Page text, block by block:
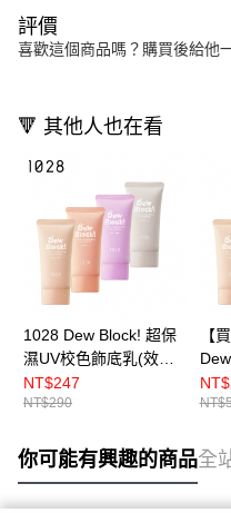
評價
喜歡這個商品嗎？購買後給他
🔻 其他人也在看
1028 Dew Block! 超保
濕UV校色飾底乳(效期
至2026/7)
NT$247
NT$290
【
校
★★
你可能有興趣的商品全